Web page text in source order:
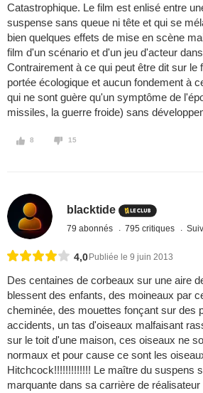
Catastrophique. Le film est enlisé entre
suspense sans queue ni tête et qui se
bien quelques effets de mise en scène
film d'un scénario et d'un jeu d'acteur
Contrairement à ce qui peut être dit sur le
portée écologique et aucun fondement à
qui ne sont guère qu'un symptôme de
missiles, la guerre froide) sans
8 15
blacktide
79 abonnés 795 critiques
4,0 Publiée le 9 juin 2013
Des centaines de corbeaux sur une aire
blessent des enfants, des moineaux par
cheminée, des mouettes fonçant sur des
accidents, un tas d'oiseaux malfaisant
sur le toit d'une maison, ces oiseaux ne
normaux et pour cause ce sont les
Hitchcock!!!!!!!!!!!!! Le maître du suspens
marquante dans sa carrière de